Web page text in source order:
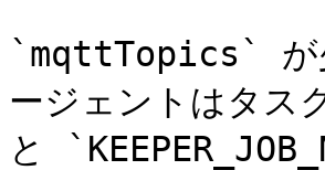
`mqttTopics` が
ージェントはタス
と